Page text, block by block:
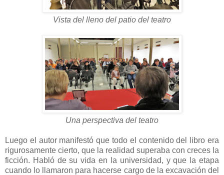
Vista del lleno del patio del teatro
Una perspectiva del teatro
Luego el autor manifestó que todo el contenido del libro era
rigurosamente cierto, que la realidad superaba con creces la
ficción. Habló de su vida en la universidad, y que la etapa
cuando lo llamaron para hacerse cargo de la excavación del